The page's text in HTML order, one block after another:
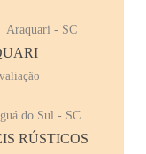
Araquari - SC
do Sul - SC
RÚSTICOS